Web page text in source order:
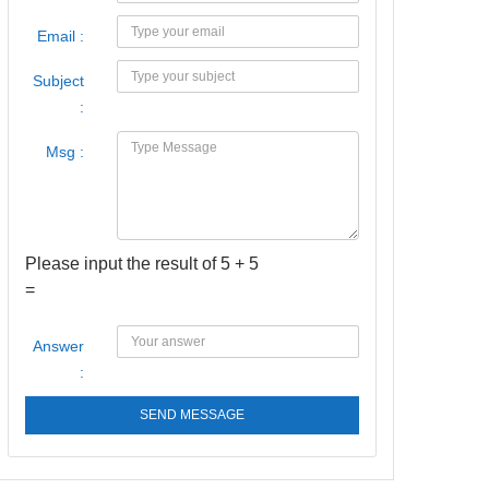
Email :
Subject
:
Msg :
Please input the result of 5 + 5
=
Answer
:
SEND MESSAGE